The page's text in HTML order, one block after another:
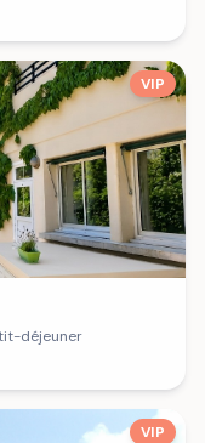
VIP
déjeuner
VIP